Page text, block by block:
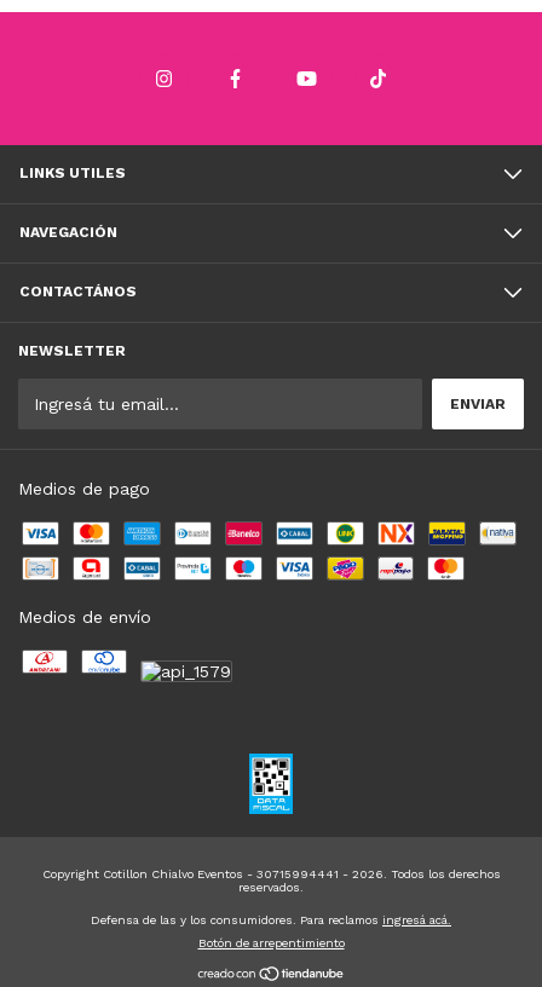
LINKS UTILES
NAVEGACIÓN
CONTACTÁNOS
NEWSLETTER
Medios de pago
Medios de envío
Copyright Cotillon Chialvo Eventos - 30715994441 - 2026. Todos los derechos
reservados.
Defensa de las y los consumidores. Para reclamos ingresá acá.
Botón de arrepentimiento